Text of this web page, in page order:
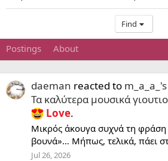
Find
Postings About
daeman reacted to
Τα καλύτερα μουσικά
Love.
Μικρός άκουγα συχνά τη φράση
βουνά»… Μήπως, τελικά, πάει
Jul 26, 2026